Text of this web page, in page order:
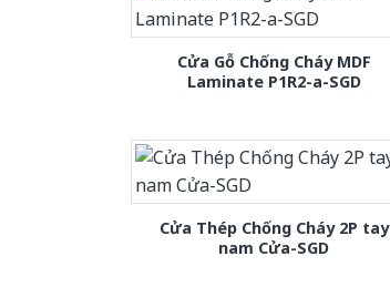
Cửa Gỗ Chống Cháy MDF
Laminate P1R2-a-SGD
Cửa Thép Chống Cháy 2P tay
nam Cửa-SGD